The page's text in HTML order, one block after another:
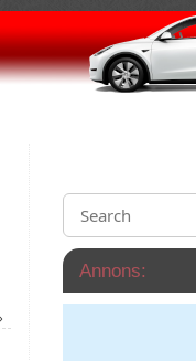
Annons: